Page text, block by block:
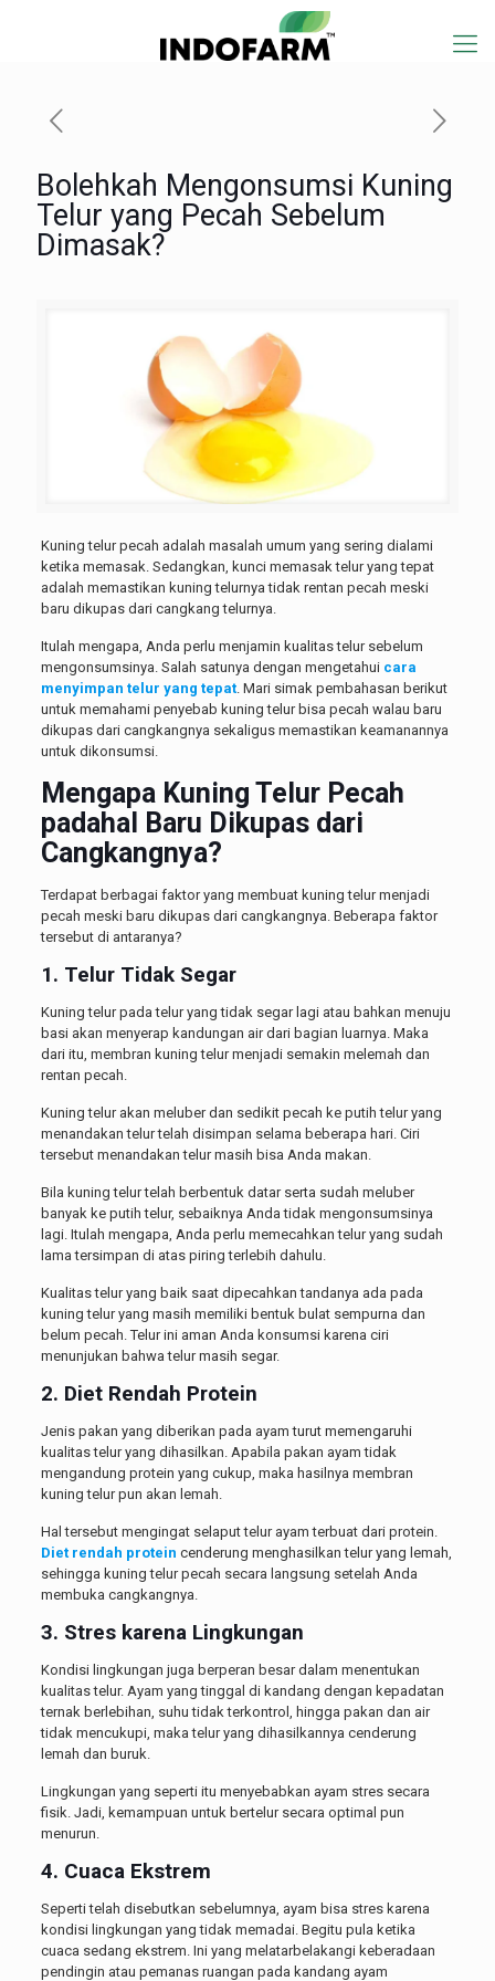
Bolehkah Mengonsumsi Kuning
Telur yang Pecah Sebelum
Dimasak?
Kuning telur pecah adalah masalah umum yang sering dialami
ketika memasak. Sedangkan, kunci memasak telur yang tepat
adalah memastikan kuning telurnya tidak rentan pecah meski
baru dikupas dari cangkang telurnya.
Itulah mengapa, Anda perlu menjamin kualitas telur sebelum
mengonsumsinya. Salah satunya dengan mengetahui cara
menyimpan telur yang tepat. Mari simak pembahasan berikut
untuk memahami penyebab kuning telur bisa pecah walau baru
dikupas dari cangkangnya sekaligus memastikan keamanannya
untuk dikonsumsi.
Mengapa Kuning Telur Pecah
padahal Baru Dikupas dari
Cangkangnya?
Terdapat berbagai faktor yang membuat kuning telur menjadi
pecah meski baru dikupas dari cangkangnya. Beberapa faktor
tersebut di antaranya?
1. Telur Tidak Segar
Kuning telur pada telur yang tidak segar lagi atau bahkan menuju
basi akan menyerap kandungan air dari bagian luarnya. Maka
dari itu, membran kuning telur menjadi semakin melemah dan
rentan pecah.
Kuning telur akan meluber dan sedikit pecah ke putih telur yang
menandakan telur telah disimpan selama beberapa hari. Ciri
tersebut menandakan telur masih bisa Anda makan.
Bila kuning telur telah berbentuk datar serta sudah meluber
banyak ke putih telur, sebaiknya Anda tidak mengonsumsinya
lagi. Itulah mengapa, Anda perlu memecahkan telur yang sudah
lama tersimpan di atas piring terlebih dahulu.
Kualitas telur yang baik saat dipecahkan tandanya ada pada
kuning telur yang masih memiliki bentuk bulat sempurna dan
belum pecah. Telur ini aman Anda konsumsi karena ciri
menunjukan bahwa telur masih segar.
2. Diet Rendah Protein
Jenis pakan yang diberikan pada ayam turut memengaruhi
kualitas telur yang dihasilkan. Apabila pakan ayam tidak
mengandung protein yang cukup, maka hasilnya membran
kuning telur pun akan lemah.
Hal tersebut mengingat selaput telur ayam terbuat dari protein.
Diet rendah protein cenderung menghasilkan telur yang lemah,
sehingga kuning telur pecah secara langsung setelah Anda
membuka cangkangnya.
3. Stres karena Lingkungan
Kondisi lingkungan juga berperan besar dalam menentukan
kualitas telur. Ayam yang tinggal di kandang dengan kepadatan
ternak berlebihan, suhu tidak terkontrol, hingga pakan dan air
tidak mencukupi, maka telur yang dihasilkannya cenderung
lemah dan buruk.
Lingkungan yang seperti itu menyebabkan ayam stres secara
fisik. Jadi, kemampuan untuk bertelur secara optimal pun
menurun.
4. Cuaca Ekstrem
Seperti telah disebutkan sebelumnya, ayam bisa stres karena
kondisi lingkungan yang tidak memadai. Begitu pula ketika
cuaca sedang ekstrem. Ini yang melatarbelakangi keberadaan
pendingin atau pemanas ruangan pada kandang ayam